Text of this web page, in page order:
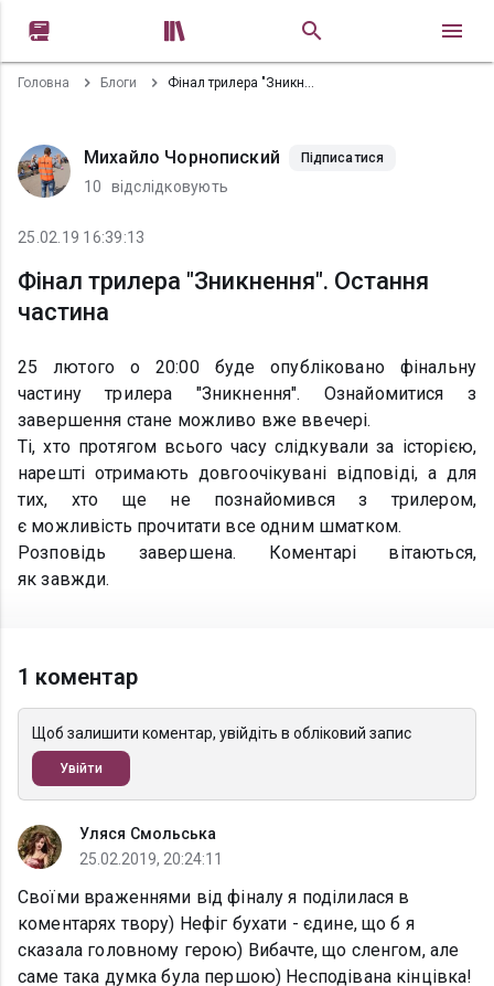
 
Головна Блоги Фінал трилера "Зникнення". Остання частина
Михайло Чорнопиский Підписатися
10 відслідковують
25.02.19 16:39:13
Фінал трилера "Зникнення". Остання
частина
25 лютого о 20:00 буде опубліковано фінальну
частину трилера "Зникнення". Ознайомитися з
завершення стане можливо вже ввечері.
Ті, хто протягом всього часу слідкували за історією,
нарешті отримають довгоочікувані відповіді, а для
тих, хто ще не познайомився з трилером,
є можливість прочитати все одним шматком.
Розповідь завершена. Коментарі вітаються,
як завжди.
1 коментар
Щоб залишити коментар, увійдіть в обліковий запис
Увійти
Уляся Смольська
25.02.2019, 20:24:11
Своїми враженнями від фіналу я поділилася в
коментарях твору) Нефіг бухати - єдине, що б я
сказала головному герою) Вибачте, що сленгом, але
саме така думка була першою) Несподівана кінцівка!